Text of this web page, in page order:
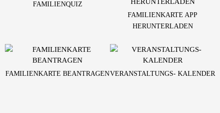
FAMILIENQUIZ
FAMILIENKARTE APP
HERUNTERLADEN
FAMILIENKARTE BEANTRAGENVERANSTALTUNGS- KALENDER